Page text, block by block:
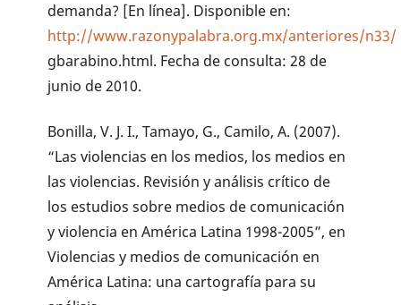
demanda? [En línea]. Disponible en:
http://www.razonypalabra.org.mx/anteriores/n33/
gbarabino.html. Fecha de consulta: 28 de
junio de 2010.
Bonilla, V. J. I., Tamayo, G., Camilo, A. (2007).
“Las violencias en los medios, los medios en
las violencias. Revisión y análisis crítico de
los estudios sobre medios de comunicación
y violencia en América Latina 1998-2005”, en
Violencias y medios de comunicación en
América Latina: una cartografía para su